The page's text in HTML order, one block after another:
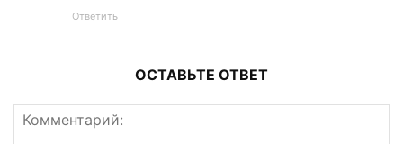
Ответить
ОСТАВЬТЕ ОТВЕТ